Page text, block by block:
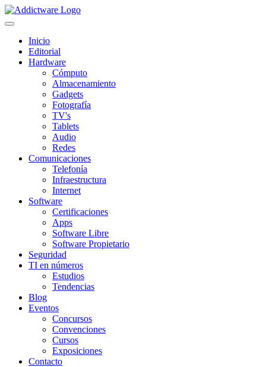
Inicio
Editorial
Hardware
Cómputo
Almacenamiento
Gadgets
Fotografía
TV's
Tablets
Audio
Redes
Comunicaciones
Telefonía
Infraestructura
Internet
Software
Certificaciones
Apps
Software Libre
Software Propietario
Seguridad
TI en números
Estudios
Tendencias
Blog
Eventos
Concursos
Convenciones
Cursos
Exposiciones
Contacto